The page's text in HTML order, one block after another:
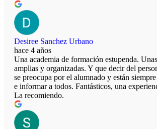
Desiree Sanchez Urbano
hace 4 años
Una academia de formación estupenda.
amplias y organizadas. Y que decir del
se preocupa por el alumnado y están
e informar a todos. Fantásticos, una
La recomiendo.